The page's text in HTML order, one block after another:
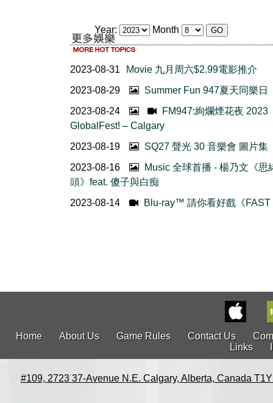
Year: Month
2023-08-31
Movie 九月周六$2.99電影推介
2023-08-29
Summer Fun 947夏天同樂日
2023-08-24
FM947:絢爛煙花夜 2023
GlobalFest! – Calgary
2023-08-19
SQ27 聲光 30 音樂會 圖片集
2023-08-16
Music 全球首播 - 楊乃文《思
頭》feat. 傻子與白痴
2023-08-14
Blu-ray™ 請你看好戲《FAST
Home About Us Game Rules Contact Us
Links
#109, 2723 37-Avenue N.E. Calgary, Alberta, Canada